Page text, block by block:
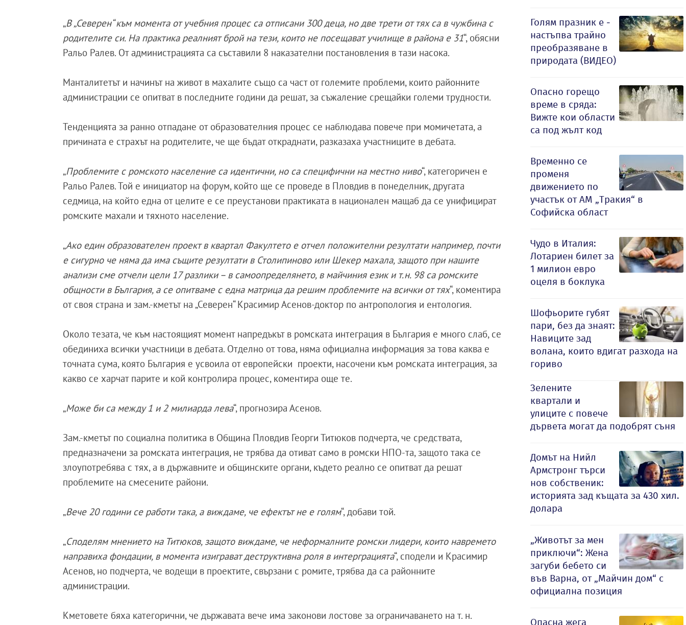
„В „Северен“ към момента от учебния процес са отписани 300 деца, но две трети от тях са в чужбина с
родителите си. На практика реалният брой на тези, които не посещават училище в района е 31“, обясни
Ральо Ралев. От администрацията са съставили 8 наказателни постановления в тази насока.
Манталитетът и начинът на живот в махалите също са част от големите проблеми, които районните
администрации се опитват в последните години да решат, за съжаление срещайки големи трудности.
Тенденцията за ранно отпадане от образователния процес се наблюдава повече при момичетата, а
причината е страхът на родителите, че ще бъдат откраднати, разказаха участниците в дебата.
„Проблемите с ромското население са идентични, но са специфични на местно ниво“, категоричен е
Ральо Ралев. Той е инициатор на форум, който ще се проведе в Пловдив в понеделник, другата
седмица, на който една от целите е се преустанови практиката в национален мащаб да се унифицират
ромските махали и тяхното население.
„Ако един образователен проект в квартал Факултето е отчел положителни резултати например, почти
е сигурно че няма да има същите резултати в Столипиново или Шекер махала, защото при нашите
анализи сме отчели цели 17 разлики – в самоопределянето, в майчиния език и т.н. 98 са ромските
общности в България, а се опитваме с една матрица да решим проблемите на всички от тях“, коментира
от своя страна и зам.-кметът на „Северен“ Красимир Асенов-доктор по антропология и ентология.
Около тезата, че към настоящият момент напредъкът в ромската интеграция в България е много слаб, се
обединиха всички участници в дебата. Отделно от това, няма официална информация за това каква е
точната сума, която България е усвоила от европейски проекти, насочени към ромската интеграция, за
какво се харчат парите и кой контролира процес, коментира още те.
„Може би са между 1 и 2 милиарда лева“, прогнозира Асенов.
Зам.-кметът по социална политика в Община Пловдив Георги Титюков подчерта, че средствата,
предназначени за ромската интеграция, не трябва да отиват само в ромски НПО-та, защото така се
злоупотребява с тях, а в държавните и общинските органи, където реално се опитват да решат
проблемите на смесените райони.
„Вече 20 години се работи така, а виждаме, че ефектът не е голям“, добави той.
„Споделям мнението на Титюков, защото виждаме, че неформалните ромски лидери, които навремето
направиха фондации, в момента изиграват деструктивна роля в интерграцията“, сподели и Красимир
Асенов, но подчерта, че водещи в проектите, свързани с ромите, трябва да са районните
администрации.
Кметовете бяха категорични, че държавата вече има законови лостове за ограничаването на т. н.
Голям празник е -
настъпва трайно
преобразяване в
природата (ВИДЕО)
Опасно горещо
време в сряда:
Вижте кои области
са под жълт код
Временно се
променя
движението по
участък от АМ „Тракия“ в
Софийска област
Чудо в Италия:
Лотариен билет за
1 милион евро
оцеля в боклука
Шофьорите губят
пари, без да знаят:
Навиците зад
волана, които вдигат разхода на
гориво
Зелените
квартали и
улиците с повече
дървета могат да подобрят съня
Домът на Нийл
Армстронг търси
нов собственик:
историята зад къщата за 430 хил.
долара
„Животът за мен
приключи“: Жена
загуби бебето си
във Варна, от „Майчин дом“ с
официална позиция
Опасна жега